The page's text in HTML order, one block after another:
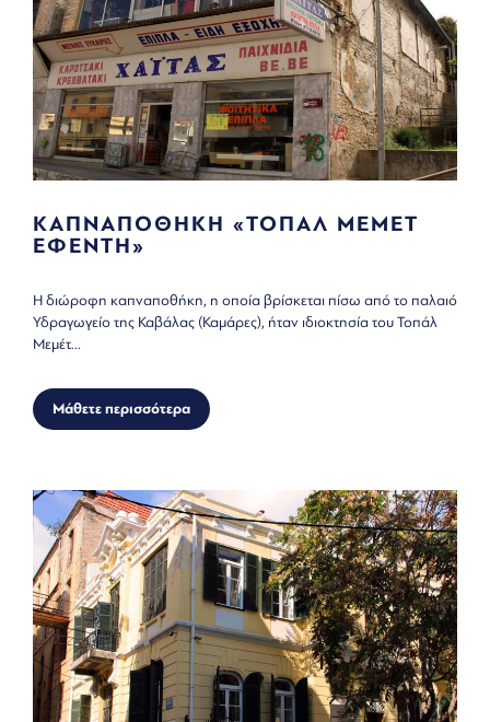
ΚΑΠΝΑΠΟΘΗΚΗ «ΤΟΠΑΛ ΜΕΜΕΤ
ΕΦΕΝΤΗ»
Η διώροφη καπναποθήκη, η οποία βρίσκεται πίσω από το παλαιό
Υδραγωγείο της Καβάλας (Καμάρες), ήταν ιδιοκτησία του Τοπάλ
Μεμέτ...
Μάθετε περισσότερα